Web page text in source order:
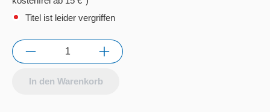
Titel ist leider vergriffen
Anzahl
In den Warenkorb